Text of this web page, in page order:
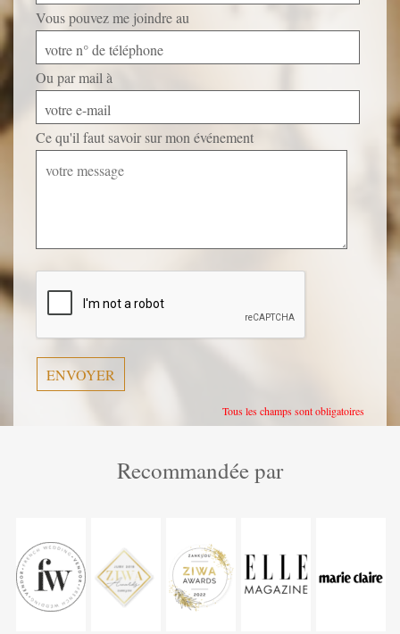
Vous pouvez me joindre au
votre n° de téléphone
Ou par mail à
votre e-mail
Ce qu'il faut savoir sur mon événement
champ
vide.
Tous les champs sont obligatoires
Recommandée par